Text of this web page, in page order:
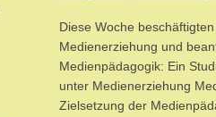
Diese Woche
Medienerziehung und
Medienpädagogik: Ein
unter Medienerziehung
Zielsetzung der